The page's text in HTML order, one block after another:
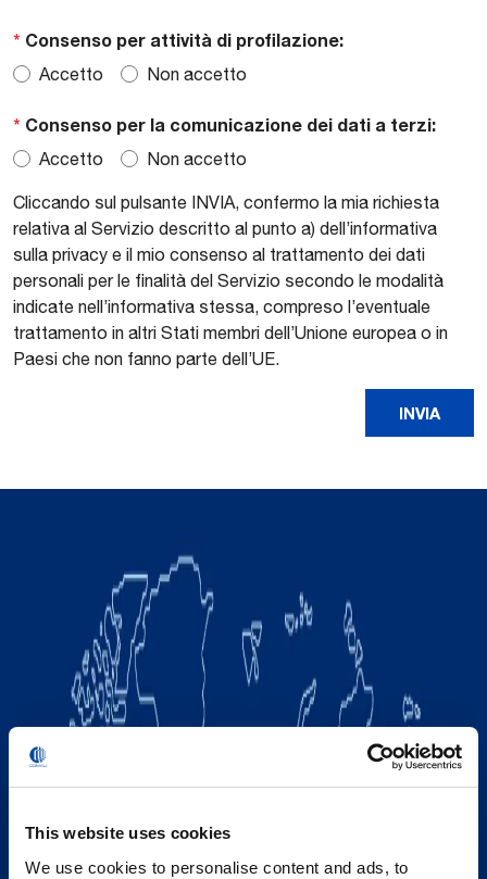
This website uses cookies
We use cookies to personalise content and ads, to
* Consenso per attività di profilazione:
Accetto Non accetto
* Consenso per la comunicazione dei dati a terzi:
Accetto Non accetto
Cliccando sul pulsante INVIA, confermo la mia richiesta
relativa al Servizio descritto al punto a) dell’informativa
sulla privacy e il mio consenso al trattamento dei dati
personali per le finalità del Servizio secondo le modalità
indicate nell’informativa stessa, compreso l’eventuale
trattamento in altri Stati membri dell’Unione europea o in
Paesi che non fanno parte dell’UE.